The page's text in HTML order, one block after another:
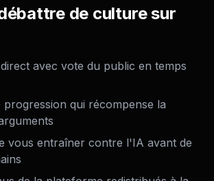
de culturesur
avec vote du public en temps
progression qui récompense la
vous entraîner contre l'IA avant de